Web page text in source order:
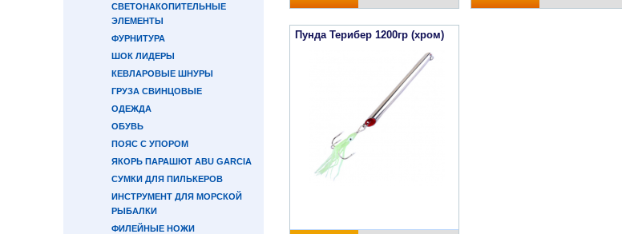
СВЕТОНАКОПИТЕЛЬНЫЕ
ЭЛЕМЕНТЫ
ФУРНИТУРА
ШОК ЛИДЕРЫ
КЕВЛАРОВЫЕ ШНУРЫ
ГРУЗА СВИНЦОВЫЕ
ОДЕЖДА
ОБУВЬ
ПОЯС С УПОРОМ
ЯКОРЬ ПАРАШЮТ ABU GARCIA
СУМКИ ДЛЯ ПИЛЬКЕРОВ
ИНСТРУМЕНТ ДЛЯ МОРСКОЙ
РЫБАЛКИ
ФИЛЕЙНЫЕ НОЖИ
Пунда Терибер 1200гр (хром)